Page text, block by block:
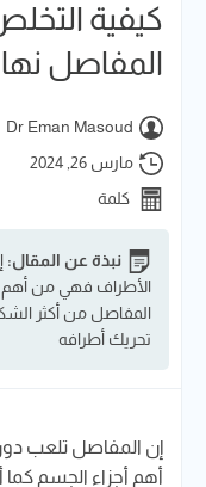
كيفية
المفاصل
Dr Eman Masoud
مارس 26, 2024
كلمة
نبذة عن المقال:
الأطراف فهي من أهم
المفاصل من أكثر
تحريك أطرافه
إن المفاصل تلعب
أهم أجزاء الجسم كما